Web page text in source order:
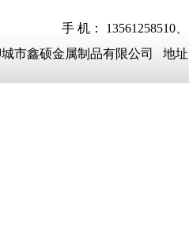
手 机： 13561258510
城市鑫硕金属制品有限公司 地